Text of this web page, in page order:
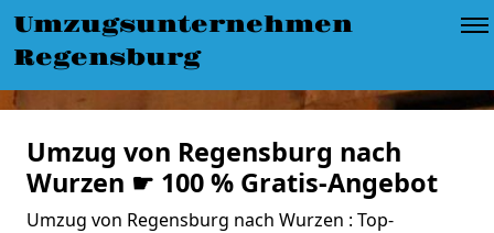
Umzugsunternehmen
Regensburg
Umzug von Regensburg nach
Wurzen ☛ 100 % Gratis-Angebot
Umzug von Regensburg nach Wurzen : Top-